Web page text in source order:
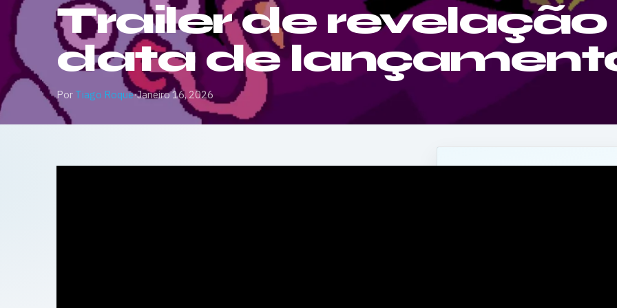
Trailer de
data de
Por Tiago Roque·Janeiro 16, 2026